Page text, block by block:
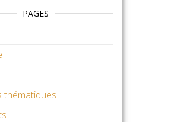
PAGES
thématiques